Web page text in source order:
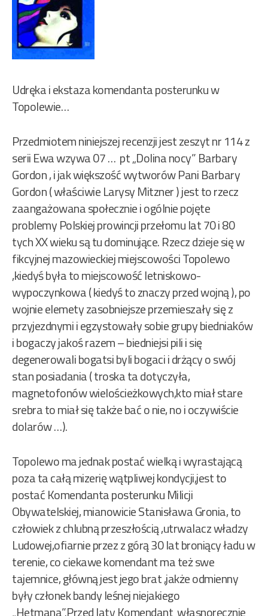
Udręka i ekstaza komendanta posterunku w
Topolewie…
Przedmiotem niniejszej recenzji jest zeszyt nr 114 z
serii Ewa wzywa 07 … pt „Dolina nocy” Barbary
Gordon , i jak większość wytworów Pani Barbary
Gordon ( właściwie Larysy Mitzner ) jest to rzecz
zaangażowana społecznie i ogólnie pojęte
problemy Polskiej prowincji przełomu lat 70 i 80
tych XX wieku są tu dominujące. Rzecz dzieje się w
fikcyjnej mazowieckiej miejscowości Topolewo
,kiedyś była to miejscowość letniskowo-
wypoczynkowa ( kiedyś to znaczy przed wojną ), po
wojnie elemety zasobniejsze przemieszały się z
przyjezdnymi i egzystowały sobie grupy biedniaków
i bogaczy jakoś razem – biedniejsi pili i się
degenerowali bogatsi byli bogaci i drżący o swój
stan posiadania ( troska ta dotyczyła,
magnetofonów wielościeżkowych,kto miał stare
srebra to miał się także bać o nie, no i oczywiście
dolarów …).
Topolewo ma jednak postać wielką i wyrastającą
poza ta całą mizerię wątpliwej kondycji,jest to
postać Komendanta posterunku Milicji
Obywatelskiej, mianowicie Stanisława Gronia, to
człowiek z chlubną przeszłością ,utrwalacz władzy
Ludowej,ofiarnie przez z górą 30 lat broniący ładu w
terenie, co ciekawe komendant ma też swe
tajemnice, główną jest jego brat ,jakże odmienny
były członek bandy leśnej niejakiego
„Hetmana”.Przed laty Komendant własnoręcznie